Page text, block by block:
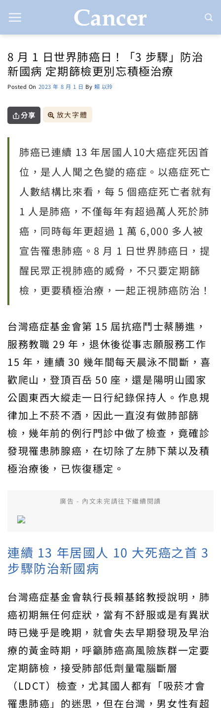
to
8 月 1 日世界肺癌日！「3 步驟」防治
新國病 定期篩檢更別忘積極治療
Posted On 2023 年 8 月 1 日 By 賴 以玲
分享 放大字體
肺癌已連續 13 年居國人10大癌症死因首
位，是人人聞之色變的癌症。以癌症死亡
人數結構比來看，每 5 個癌症死亡者就有
1 人是肺癌，不僅每年有超過萬人死於肺
癌，同時每年更超過 1 萬 6,000 多人被
宣告罹患肺癌。8 月 1 日世界肺癌日，提
醒民眾正視肺癌的威脅，不只要定期篩
檢，更要積極治療，一起正視肺癌防治！
台灣癌症基金會第 15 屆抗癌鬥士蔡勝進，
服務教職 29 年，退休後從事志願服務工作
15 年，連續 30 幾年間每天晨泳不間斷，喜
歡爬山，登頂百岳 50 座，還是陽明山國家
公園東西大縱走一日行紀錄保持人。作息規
律加上不菸不酒，因此一直沒有做肺部篩
檢，幾年前的例行門診中做了檢查，竟確診
發現罹患肺腺癌，在切除了左肺下葉以及積
極治療後，已恢復穩定。
廣告 - 內文未完請往下繼續閱讀
連續 13 年居國人 10 大死癌之首 3
步驟防治新國病
台灣癌症基金會執行長賴基銘教授說明，肺
癌初期無任何症狀，當有不舒服或是有異狀
時已幾乎是晚期，就會失去早期發現及早治
療的黃金時期，呼籲肺癌高風險族群一定要
定期篩檢，接受肺部低劑量電腦斷層
（LDCT）檢查，尤其國人都有「吸菸才會
罹患肺癌」的迷思，但在台灣，男女性有超